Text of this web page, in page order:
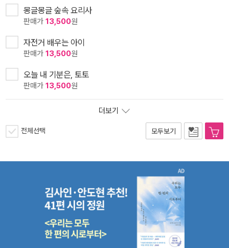
몽글몽글 숲속 요리사
판매가 13,500원
자전거 배우는 아이
판매가 13,500원
오늘 내 기분은, 토토
판매가 13,500원
더보기
전체선택 모두보기